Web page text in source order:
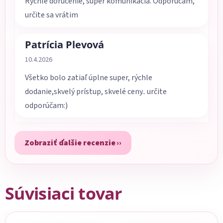
určite sa vrátim
Patrícia Plevová
Hodnotenie obchodu je 5 z 5 hviezdičiek.
10.4.2026
Všetko bolo zatiaľ úplne super, rýchle
dodanie,skvelý prístup, skvelé ceny.. určite
odporúčam:)
Zobraziť ďalšie recenzie
Súvisiaci tovar